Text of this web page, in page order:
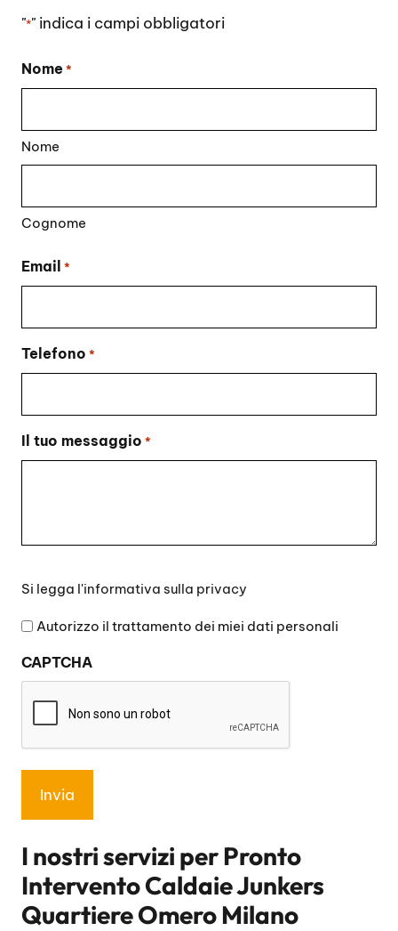
"*" indica i campi obbligatori
Nome *
Nome
Cognome
Email *
Telefono *
Il tuo messaggio *
legga
l'informativa
privacy
Si legga l'informativa sulla privacy
Autorizzo il trattamento dei miei dati personali
CAPTCHA
I nostri servizi perPronto
Intervento Caldaie Junkers
Quartiere Omero Milano